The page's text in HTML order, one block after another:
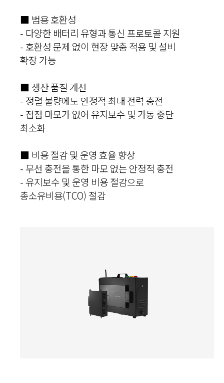
■ 범용 호환성
- 다양한 배터리 유형과 통신 프로토콜 지원
- 호환성 문제 없이 현장 맞춤 적용 및 설비
확장 가능
■ 생산 품질 개선
- 정렬 불량에도 안정적 최대 전력 충전
- 접점 마모가 없어 유지보수 및 가동 중단
최소화
■ 비용 절감 및 운영 효율 향상
- 무선 충전을 통한 마모 없는 안정적 충전
- 유지보수 및 운영 비용 절감으로
총소유비용(TCO) 절감